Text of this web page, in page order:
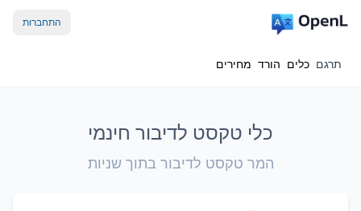
התחברות
תרגם כלים הורד מחירים
כלי טקסט לדיבור חינמי
המר טקסט לדיבור בתוך שניות